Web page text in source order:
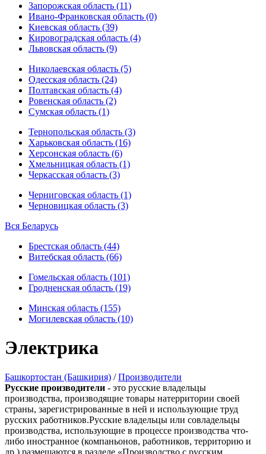
Запорожская область (11)
Ивано-Франковская область (0)
Киевская область (39)
Кировоградская область (4)
Львовская область (9)
Николаевская область (5)
Одесская область (24)
Полтавская область (4)
Ровенская область (2)
Сумская область (1)
Тернопольская область (3)
Харьковская область (16)
Херсонская область (6)
Хмельницкая область (1)
Черкасская область (3)
Черниговская область (1)
Черновицкая область (3)
Вся Беларусь
Брестская область (44)
Витебская область (66)
Гомельская область (101)
Гродненская область (19)
Минская область (155)
Могилевская область (10)
Электрика
Башкортостан (Башкирия) /Производители
Русские производители - это русские владельцы
производства, производящие товары натерритории своей
страны, зарегистрированные в ней и использующие труд
русских работников.Русские владельцы или совладельцы
производства, использующие в процессе производства что-
либо иностранное (компаньонов, работников, территорию и
др.) размещаются в разделе «Производство с русским